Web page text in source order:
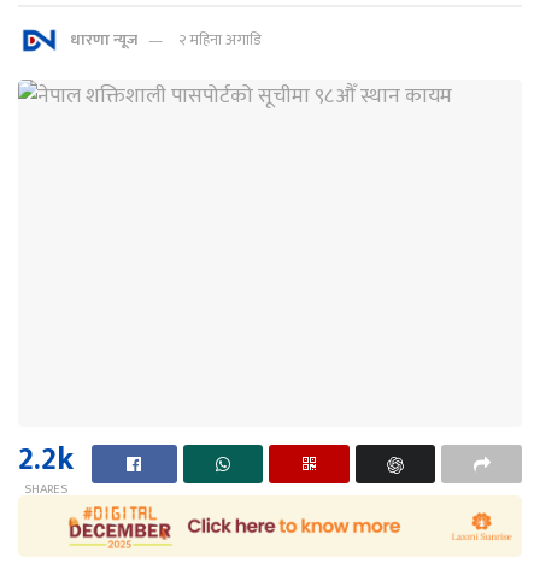
धारणा न्यूज २ महिना अगाडि
2.2k
SHARES